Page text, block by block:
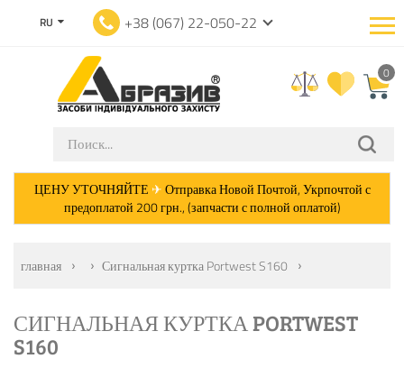
RU +38 (067) 22-050-22
0
ЦЕНУ УТОЧНЯЙТЕ ✈Отправка Новой Почтой, Укрпочтой с
предоплатой 200 грн., (запчасти с полной оплатой)
главная Сигнальная куртка Portwest S160
СИГНАЛЬНАЯ КУРТКА PORTWEST
S160